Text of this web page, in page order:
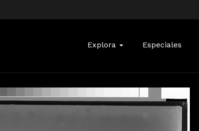
Explora Especiales